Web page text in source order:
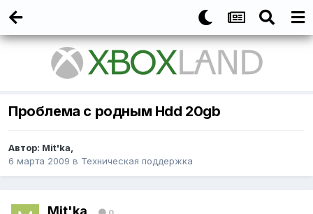
Проблема с родным Hdd 20gb
Автор: Mit'ka,
6 марта 2009 в Техническая поддержка
Mit'ka